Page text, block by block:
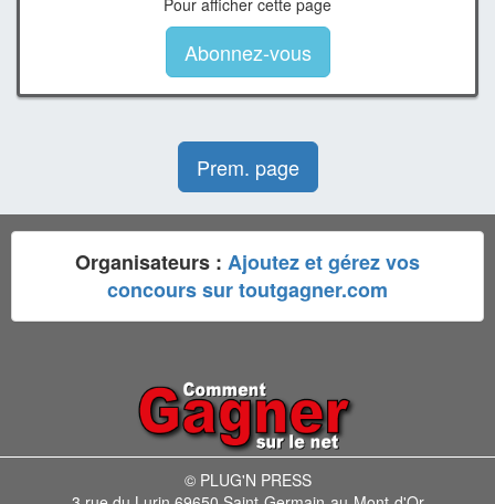
Pour afficher cette page
Abonnez-vous
Prem. page
Organisateurs : Ajoutez et gérez vos
concours sur toutgagner.com
© PLUG'N PRESS